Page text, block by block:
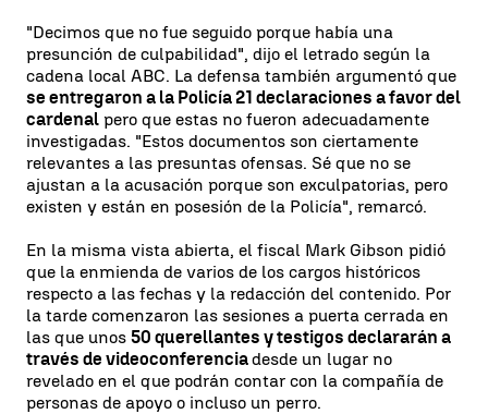
"Decimos que no fue seguido porque había una
presunción de culpabilidad", dijo el letrado según la
cadena local ABC. La defensa también argumentó que
se entregaron a la Policía 21 declaraciones a favor del
cardenal pero que estas no fueron adecuadamente
investigadas. "Estos documentos son ciertamente
relevantes a las presuntas ofensas. Sé que no se
ajustan a la acusación porque son exculpatorias, pero
existen y están en posesión de la Policía", remarcó.
En la misma vista abierta, el fiscal Mark Gibson pidió
que la enmienda de varios de los cargos históricos
respecto a las fechas y la redacción del contenido. Por
la tarde comenzaron las sesiones a puerta cerrada en
las que unos 50 querellantes y testigos declararán a
través de videoconferenciadesde un lugar no
revelado en el que podrán contar con la compañía de
personas de apoyo o incluso un perro.